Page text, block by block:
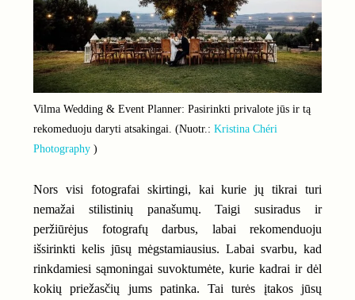
Vilma Wedding & Event Planner: Pasirinkti privalote jūs ir tą
rekomeduoju daryti atsakingai. (Nuotr.: Kristina Chéri
Photography )
Nors visi fotografai skirtingi, kai kurie jų tikrai turi
nemažai stilistinių panašumų. Taigi susiradus ir
peržiūrėjus fotografų darbus, labai rekomenduoju
išsirinkti kelis jūsų mėgstamiausius. Labai svarbu, kad
rinkdamiesi sąmoningai suvoktumėte, kurie kadrai ir dėl
kokių priežasčių jums patinka. Tai turės įtakos jūsų